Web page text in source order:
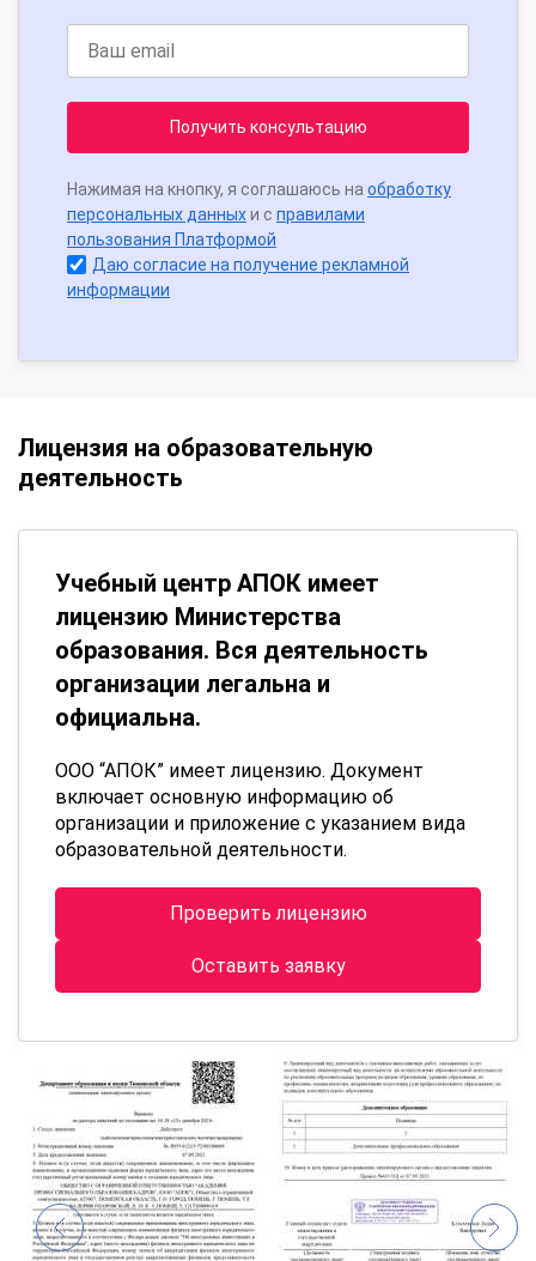
Получить консультацию
Нажимая на кнопку, я соглашаюсь на обработку
персональных данныхи с правилами
пользования Платформой
Даю согласие на получение рекламной
информации
Лицензия на образовательную
деятельность
Учебный центр АПОК имеет
лицензию Министерства
образования. Вся деятельность
организации легальна и
официальна.
ООО “АПОК” имеет лицензию. Документ
включает основную информацию об
организации и приложение с указанием вида
образовательной деятельности.
Проверить лицензию
Оставить заявку